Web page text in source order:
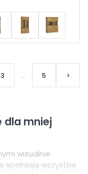
3 … 5 keyboard_arrow_right
dla mniej
wizualnie
wszystkie